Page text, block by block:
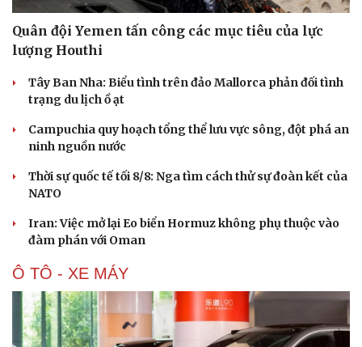
Quân đội Yemen tấn công các mục tiêu của lực
lượng Houthi
Tây Ban Nha: Biểu tình trên đảo Mallorca phản đối tình
trạng du lịch ồ ạt
Campuchia quy hoạch tổng thể lưu vực sông, đột phá an
ninh nguồn nước
Thời sự quốc tế tối 8/8: Nga tìm cách thử sự đoàn kết của
NATO
Iran: Việc mở lại Eo biển Hormuz không phụ thuộc vào
đàm phán với Oman
Ô TÔ - XE MÁY